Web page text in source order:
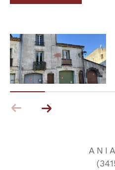
Référence
AFFINER
TERRASSE